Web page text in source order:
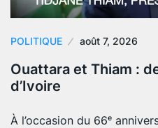
POLITIQUE août 7, 2026
Ouattara et Thiam :
d’Ivoire
À l’occasion du 66ᵉ